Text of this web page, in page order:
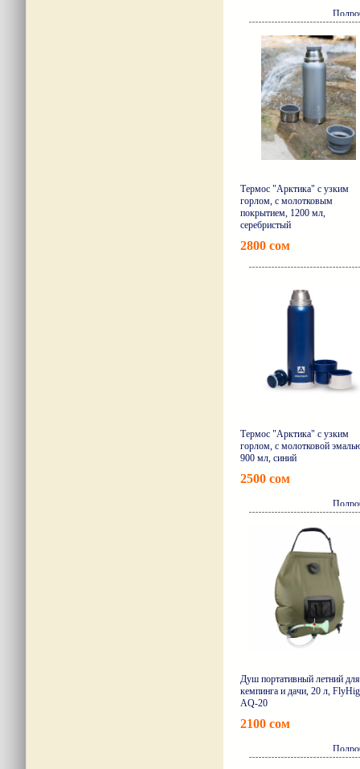
Термос "Арктика" с узким
горлом, с молотковым
покрытием, 1200 мл,
серебристый
2800 сом
Термос "Арктика" с узким
горлом, с молотковой
900 мл, синий
2500 сом
Душ портативный летний для
кемпинга и дачи, 20 л,
AQ-20
2100 сом